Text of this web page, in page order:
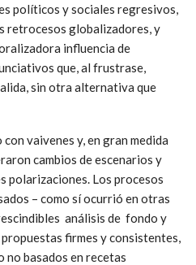
políticos y sociales regresivos,
retrocesos globalizadores, y
influencia de
que, al frustrase,
sin otra alternativa que
vaivenes y, en gran medida
cambios de escenarios y
polarizaciones. Los procesos
– como sí ocurrió en otras
análisis de fondo y
firmes y consistentes,
basados en recetas